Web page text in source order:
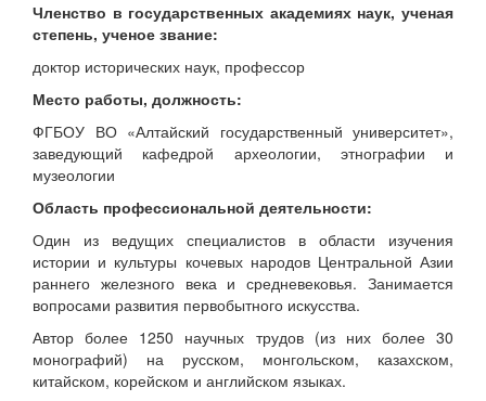
Членство в государственных академиях наук, ученая
степень, ученое звание:
доктор исторических наук, профессор
Место работы, должность:
ФГБОУ ВО «Алтайский государственный университет»,
заведующий кафедрой археологии, этнографии и
музеологии
Область профессиональной деятельности:
Один из ведущих специалистов в области изучения
истории и культуры кочевых народов Центральной Азии
раннего железного века и средневековья. Занимается
вопросами развития первобытного искусства.
Автор более 1250 научных трудов (из них более 30
монографий) на русском, монгольском, казахском,
китайском, корейском и английском языках.